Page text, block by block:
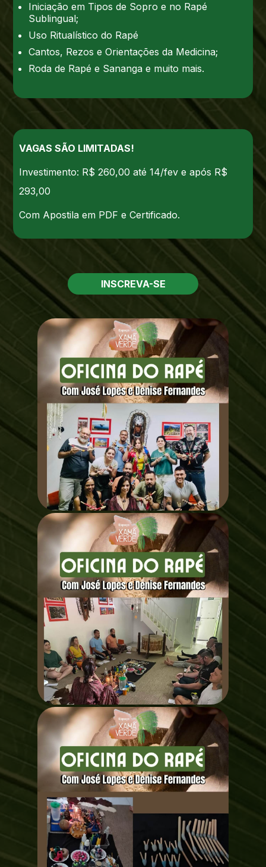
Iniciação em Tipos de Sopro e no Rapé
Sublingual;
Uso Ritualístico do Rapé
Cantos, Rezos e Orientações da Medicina;
Roda de Rapé e Sananga e muito mais.
VAGAS SÃO LIMITADAS!
Investimento: R$ 260,00 até 14/fev e após R$
293,00
Com Apostila em PDF e Certificado.
INSCREVA-SE